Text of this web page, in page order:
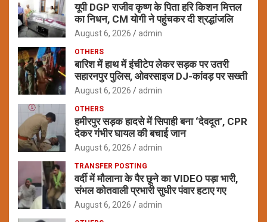
यूपी DGP राजीव कृष्ण के पिता हरि किशन मित्तल
का निधन, CM योगी ने पहुंचकर दी श्रद्धांजलि
August 6, 2026 admin
OTHERS
बारिश में हाथ में इंचीटेप लेकर सड़क पर उतरी
सहारनपुर पुलिस, ओवरसाइज DJ-कांवड़ पर सख्ती
August 6, 2026 admin
OTHERS
हमीरपुर सड़क हादसे में सिपाही बना ‘देवदूत’, CPR
देकर गंभीर घायल की बचाई जान
August 6, 2026 admin
TRANSFER POSTING
वर्दी में मौलाना के पैर छूने का VIDEO पड़ा भारी,
संभल कोतवाली प्रभारी सुधीर पंवार हटाए गए
August 6, 2026 admin